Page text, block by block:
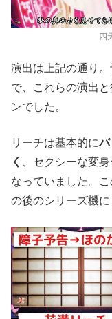
四
演出は上記の通り。
で、これらの演出
ンでした。
リーチは基本的にバ
く
、セクシーな変
なっていました。こ
の後のシリーズ機に